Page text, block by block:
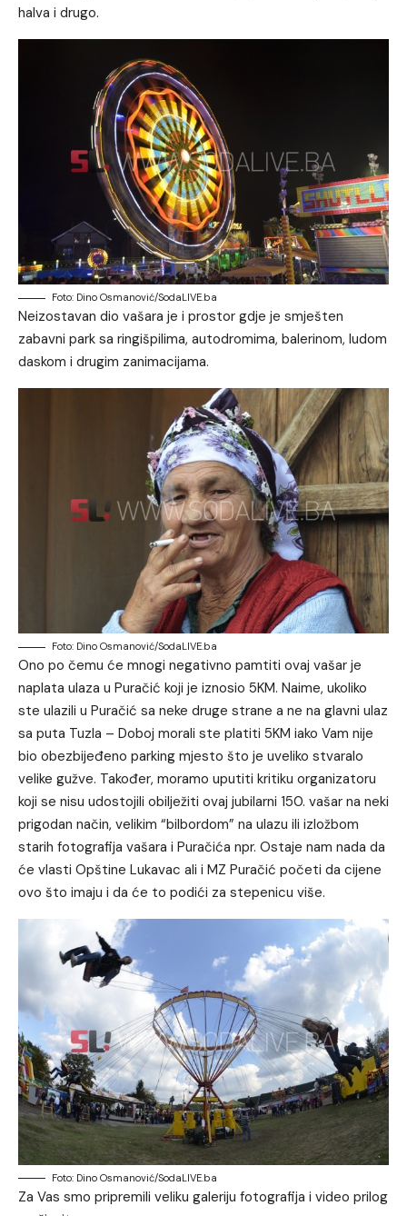
halva i drugo.
Foto: Dino Osmanović/SodaLIVE.ba
Neizostavan dio vašara je i prostor gdje je smješten
zabavni park sa ringišpilima, autodromima, balerinom, ludom
daskom i drugim zanimacijama.
Foto: Dino Osmanović/SodaLIVE.ba
Ono po čemu će mnogi negativno pamtiti ovaj vašar je
naplata ulaza u Puračić koji je iznosio 5KM. Naime, ukoliko
ste ulazili u Puračić sa neke druge strane a ne na glavni ulaz
sa puta Tuzla – Doboj morali ste platiti 5KM iako Vam nije
bio obezbijeđeno parking mjesto što je uveliko stvaralo
velike gužve. Također, moramo uputiti kritiku organizatoru
koji se nisu udostojili obilježiti ovaj jubilarni 150. vašar na neki
prigodan način, velikim “bilbordom” na ulazu ili izložbom
starih fotografija vašara i Puračića npr. Ostaje nam nada da
će vlasti Opštine Lukavac ali i MZ Puračić početi da cijene
ovo što imaju i da će to podići za stepenicu više.
Foto: Dino Osmanović/SodaLIVE.ba
Za Vas smo pripremili veliku galeriju fotografija i video prilog